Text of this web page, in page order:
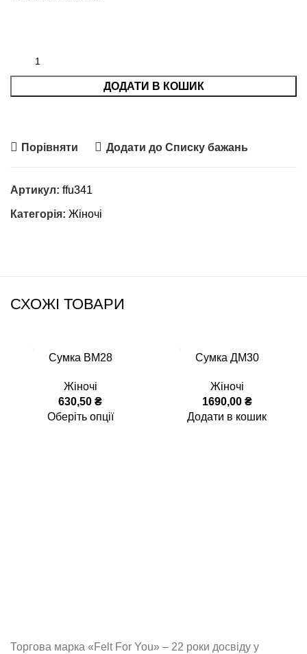
ДОДАТИ В КОШИК
Порівняти Додати до Списку бажань
Артикул: ffu341
Категорія: Жіночі
СХОЖІ ТОВАРИ
Сумка ВМ28
Жіночі
630,50 ₴
Оберіть опції
Сумка ДМ30
Жіночі
1690,00 ₴
Додати в кошик
Торгова марка «Felt For You» – 22 роки досвіду у